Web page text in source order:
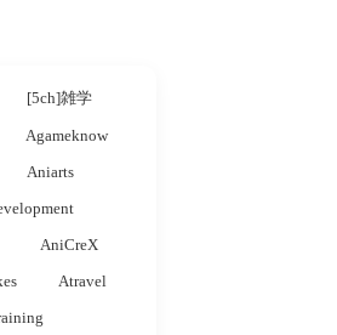
[5ch]雑学
Agameknow
Aniarts
AniCreX
Atravel